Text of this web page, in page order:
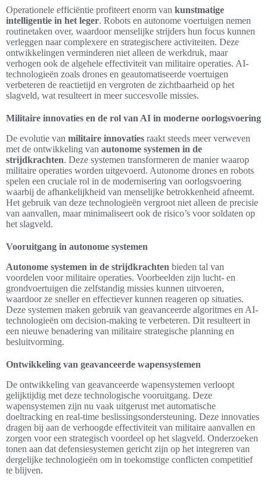
Operationele efficiëntie profiteert enorm van kunstmatige
intelligentie in het leger. Robots en autonome voertuigen nemen
routinetaken over, waardoor menselijke strijders hun focus kunnen
verleggen naar complexere en strategischere activiteiten. Deze
ontwikkelingen verminderen niet alleen de werkdruk, maar
verhogen ook de algehele effectiviteit van militaire operaties. AI-
technologieën zoals drones en geautomatiseerde voertuigen
verbeteren de reactietijd en vergroten de zichtbaarheid op het
slagveld, wat resulteert in meer succesvolle missies.
Militaire innovaties en de rol van AI in moderne oorlogsvoering
De evolutie van militaire innovaties raakt steeds meer verweven
met de ontwikkeling van autonome systemen in de
strijdkrachten. Deze systemen transformeren de manier waarop
militaire operaties worden uitgevoerd. Autonome drones en robots
spelen een cruciale rol in de modernisering van oorlogsvoering
waarbij de afhankelijkheid van menselijke betrokkenheid afneemt.
Het gebruik van deze technologieën vergroot niet alleen de precisie
van aanvallen, maar minimaliseert ook de risico’s voor soldaten op
het slagveld.
Vooruitgang in autonome systemen
Autonome systemen in de strijdkrachten bieden tal van
voordelen voor militaire operaties. Voorbeelden zijn lucht- en
grondvoertuigen die zelfstandig missies kunnen uitvoeren,
waardoor ze sneller en effectiever kunnen reageren op situaties.
Deze systemen maken gebruik van geavanceerde algoritmes en AI-
technologieën om decision-making te verbeteren. Dit resulteert in
een nieuwe benadering van militaire strategische planning en
besluitvorming.
Ontwikkeling van geavanceerde wapensystemen
De ontwikkeling van geavanceerde wapensystemen verloopt
gelijktijdig met deze technologische vooruitgang. Deze
wapensystemen zijn nu vaak uitgerust met automatische
doeltracking en real-time beslissingsondersteuning. Deze innovaties
dragen bij aan de verhoogde effectiviteit van militaire aanvallen en
zorgen voor een strategisch voordeel op het slagveld. Onderzoeken
tonen aan dat defensiesystemen gericht zijn op het integreren van
dergelijke technologieën om in toekomstige conflicten competitief
te blijven.